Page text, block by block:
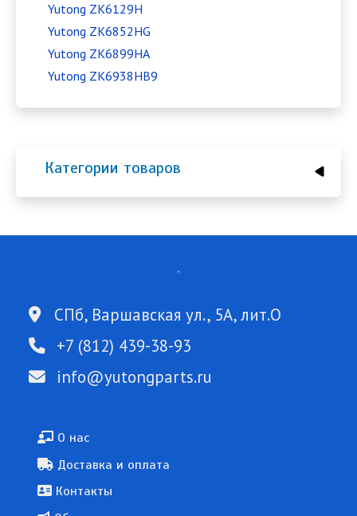
Yutong ZK6129H
Yutong ZK6852HG
Yutong ZK6899HA
Yutong ZK6938HB9
Категории товаров
СПб, Варшавская ул., 5А, лит.О
+7 (812) 439-38-93
info@yutongparts.ru
Подвал
О нас
Доставка и оплата
Контакты